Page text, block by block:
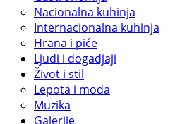
Nacionalna kuhinja
Internacionalna kuhinja
Hrana i piće
Ljudi i dogadjaji
Život i stil
Lepota i moda
Muzika
Galerije